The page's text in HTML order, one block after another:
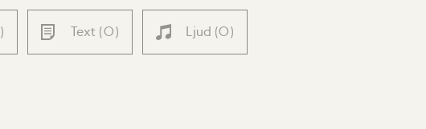
) Text (0) Ljud (0)